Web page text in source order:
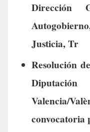
Dirección
Justicia, Tr
Resolución
Valencia/
convocatoria